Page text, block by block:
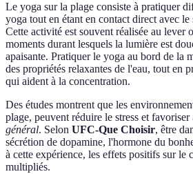
Le yoga sur la plage consiste à pratiquer
yoga tout en étant en contact direct avec le
Cette activité est souvent réalisée au lever
moments durant lesquels la lumière est
apaisante. Pratiquer le yoga au bord de la
des propriétés relaxantes de l'eau, tout en
qui aident à la concentration.
Des études montrent que les
plage, peuvent réduire le stress et favoriser
général. Selon UFC-Que Choisir, être
sécrétion de dopamine, l'hormone du
à cette expérience, les effets positifs sur le
multipliés.